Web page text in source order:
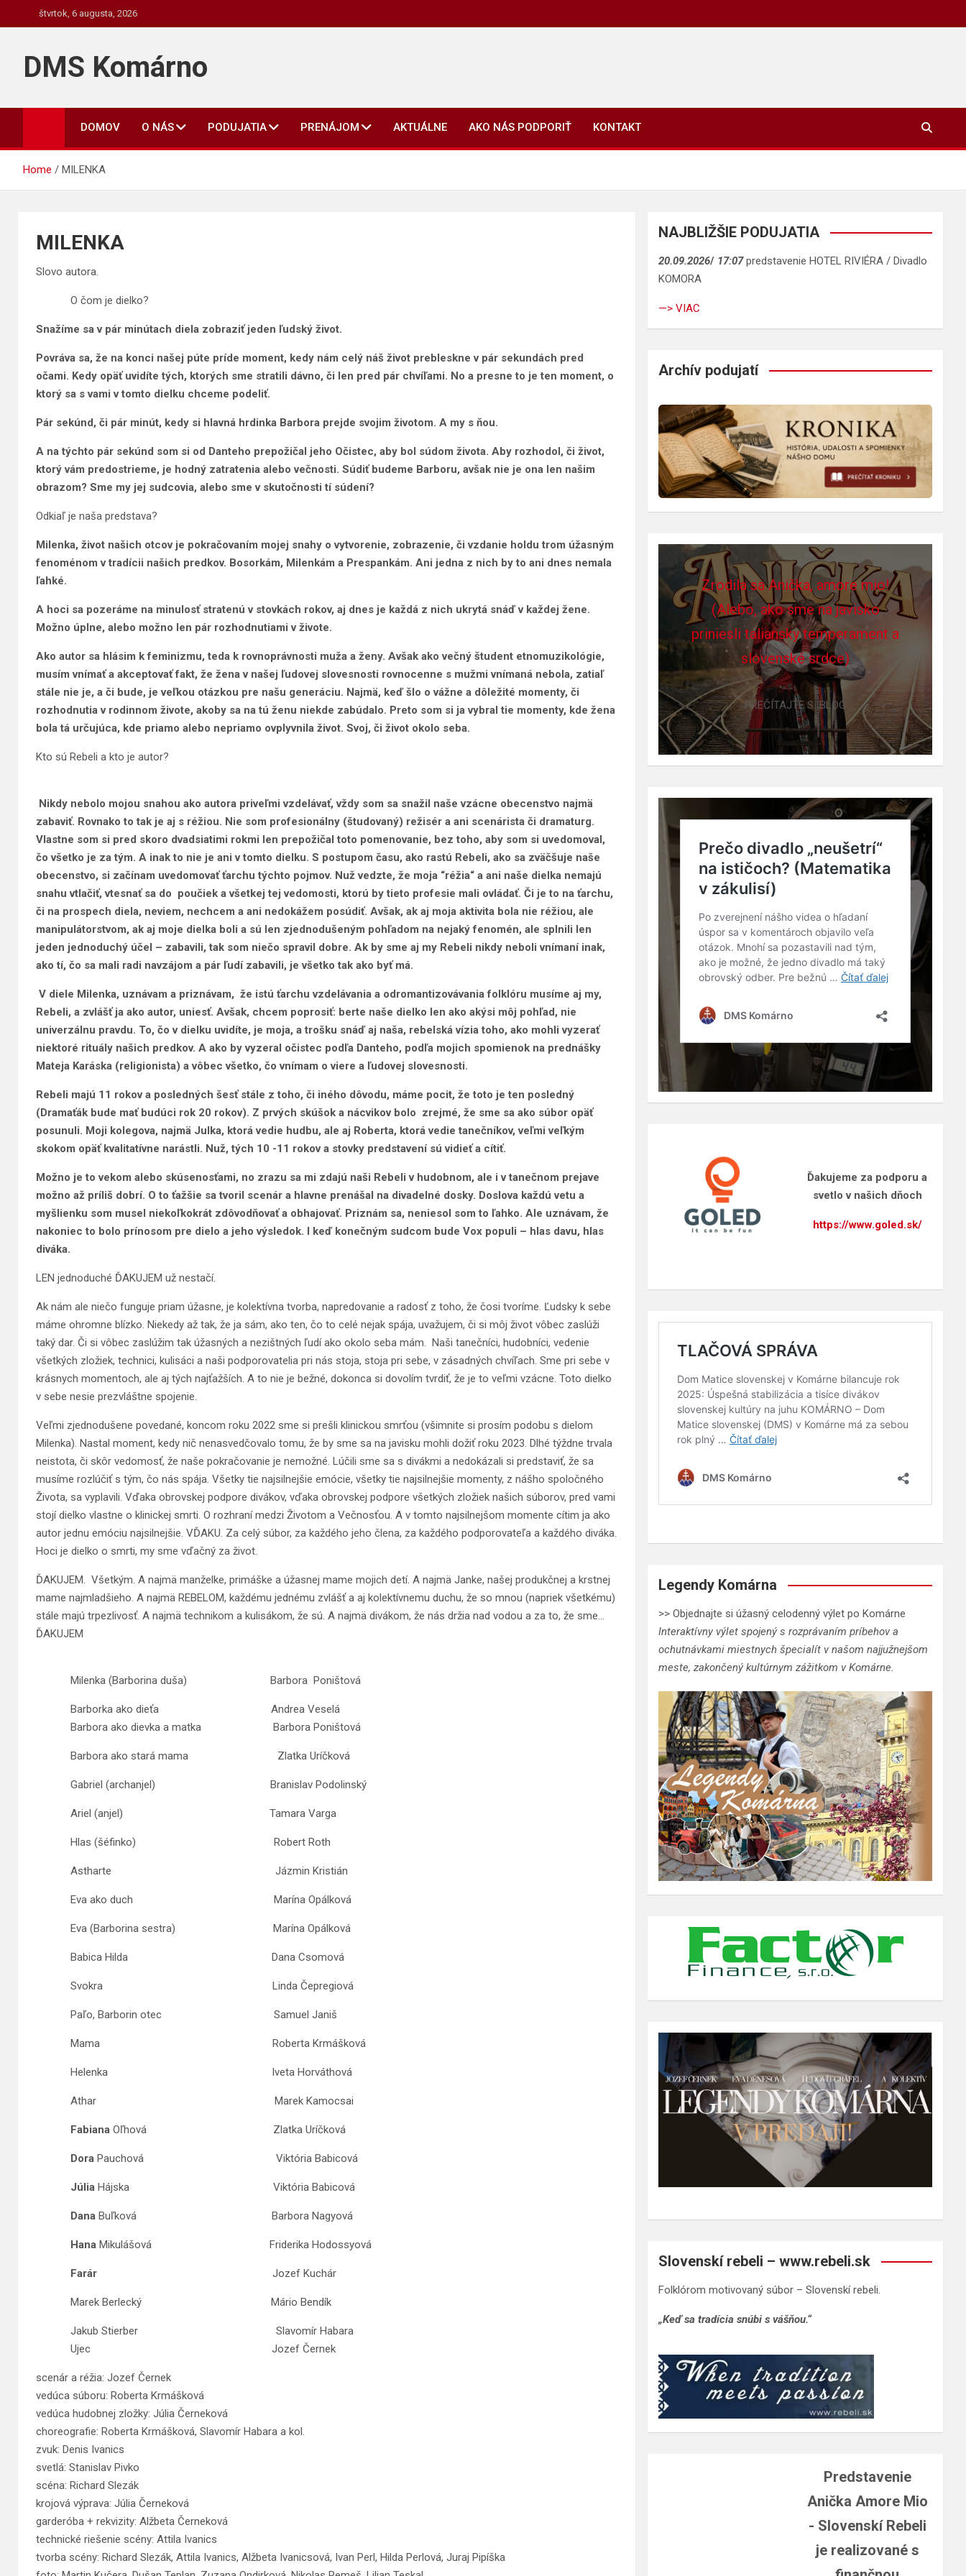
to
štvrtok, 6 augusta, 2026
DMS Komárno
DOMOV O NÁS PODUJATIA PRENÁJOM AKTUÁLNE AKO NÁS PODPORIŤ KONTAKT
Home MILENKA
MILENKA
Slovo autora.
O čom je dielko?
Snažíme sa v pár minútach diela zobraziť jeden ľudský život.
Povráva sa, že na konci našej púte príde moment, kedy nám celý náš život prebleskne v pár sekundách pred
očami. Kedy opäť uvidíte tých, ktorých sme stratili dávno, či len pred pár chvíľami. No a presne to je ten moment, o
ktorý sa s vami v tomto dielku chceme podeliť.
Pár sekúnd, či pár minút, kedy si hlavná hrdinka Barbora prejde svojim životom. A my s ňou.
A na týchto pár sekúnd som si od Danteho prepožičal jeho Očistec, aby bol súdom života. Aby rozhodol, či život,
ktorý vám predostrieme, je hodný zatratenia alebo večnosti. Súdiť budeme Barboru, avšak nie je ona len našim
obrazom? Sme my jej sudcovia, alebo sme v skutočnosti tí súdení?
Odkiaľ je naša predstava?
Milenka, život našich otcov je pokračovaním mojej snahy o vytvorenie, zobrazenie, či vzdanie holdu trom úžasným
fenoménom v tradícii našich predkov. Bosorkám, Milenkám a Prespankám. Ani jedna z nich by to ani dnes nemala
ľahké.
A hoci sa pozeráme na minulosť stratenú v stovkách rokov, aj dnes je každá z nich ukrytá snáď v každej žene.
Možno úplne, alebo možno len pár rozhodnutiami v živote.
Ako autor sa hlásim k feminizmu, teda k rovnoprávnosti muža a ženy. Avšak ako večný študent etnomuzikológie,
musím vnímať a akceptovať fakt, že žena v našej ľudovej slovesnosti rovnocenne s mužmi vnímaná nebola, zatiaľ
stále nie je, a či bude, je veľkou otázkou pre našu generáciu. Najmä, keď šlo o vážne a dôležité momenty, či
rozhodnutia v rodinnom živote, akoby sa na tú ženu niekde zabúdalo. Preto som si ja vybral tie momenty, kde žena
bola tá určujúca, kde priamo alebo nepriamo ovplyvnila život. Svoj, či život okolo seba.
Kto sú Rebeli a kto je autor?
Nikdy nebolo mojou snahou ako autora priveľmi vzdelávať, vždy som sa snažil naše vzácne obecenstvo najmä
zabaviť. Rovnako to tak je aj s réžiou. Nie som profesionálny (študovaný) režisér a ani scenárista či dramaturg.
Vlastne som si pred skoro dvadsiatimi rokmi len prepožičal toto pomenovanie, bez toho, aby som si uvedomoval,
čo všetko je za tým. A inak to nie je ani v tomto dielku. S postupom času, ako rastú Rebeli, ako sa zväčšuje naše
obecenstvo, si začínam uvedomovať ťarchu týchto pojmov. Nuž vedzte, že moja “réžia“ a ani naše dielka nemajú
snahu vtlačiť, vtesnať sa do poučiek a všetkej tej vedomosti, ktorú by tieto profesie mali ovládať. Či je to na ťarchu,
či na prospech diela, neviem, nechcem a ani nedokážem posúdiť. Avšak, ak aj moja aktivita bola nie réžiou, ale
manipulátorstvom, ak aj moje dielka boli a sú len zjednodušeným pohľadom na nejaký fenomén, ale splnili len
jeden jednoduchý účel – zabavili, tak som niečo spravil dobre. Ak by sme aj my Rebeli nikdy neboli vnímaní inak,
ako tí, čo sa mali radi navzájom a pár ľudí zabavili, je všetko tak ako byť má.
V diele Milenka, uznávam a priznávam, že istú ťarchu vzdelávania a odromantizovávania folklóru musíme aj my,
Rebeli, a zvlášť ja ako autor, uniesť. Avšak, chcem poprosiť: berte naše dielko len ako akýsi môj pohľad, nie
univerzálnu pravdu. To, čo v dielku uvidíte, je moja, a trošku snáď aj naša, rebelská vízia toho, ako mohli vyzerať
niektoré rituály našich predkov. A ako by vyzeral očistec podľa Danteho, podľa mojich spomienok na prednášky
Mateja Karáska (religionista) a vôbec všetko, čo vnímam o viere a ľudovej slovesnosti.
Rebeli majú 11 rokov a posledných šesť stále z toho, či iného dôvodu, máme pocit, že toto je ten posledný
(Dramaťák bude mať budúci rok 20 rokov). Z prvých skúšok a nácvikov bolo zrejmé, že sme sa ako súbor opäť
posunuli. Moji kolegova, najmä Julka, ktorá vedie hudbu, ale aj Roberta, ktorá vedie tanečníkov, veľmi veľkým
skokom opäť kvalitatívne narástli. Nuž, tých 10 -11 rokov a stovky predstavení sú vidieť a cítiť.
Možno je to vekom alebo skúsenosťami, no zrazu sa mi zdajú naši Rebeli v hudobnom, ale i v tanečnom prejave
možno až príliš dobrí. O to ťažšie sa tvoril scenár a hlavne prenášal na divadelné dosky. Doslova každú vetu a
myšlienku som musel niekoľkokrát zdôvodňovať a obhajovať. Priznám sa, neniesol som to ľahko. Ale uznávam, že
nakoniec to bolo prínosom pre dielo a jeho výsledok. I keď konečným sudcom bude Vox populi – hlas davu, hlas
diváka.
LEN jednoduché ĎAKUJEM už nestačí.
Ak nám ale niečo funguje priam úžasne, je kolektívna tvorba, napredovanie a radosť z toho, že čosi tvoríme. Ľudsky k sebe
máme ohromne blízko. Niekedy až tak, že ja sám, ako ten, čo to celé nejak spája, uvažujem, či si môj život vôbec zaslúži
taký dar. Či si vôbec zaslúžim tak úžasných a nezištných ľudí ako okolo seba mám. Naši tanečníci, hudobníci, vedenie
všetkých zložiek, technici, kulisáci a naši podporovatelia pri nás stoja, stoja pri sebe, v zásadných chvíľach. Sme pri sebe v
krásnych momentoch, ale aj tých najťažších. A to nie je bežné, dokonca si dovolím tvrdiť, že je to veľmi vzácne. Toto dielko
v sebe nesie prezvláštne spojenie.
Veľmi zjednodušene povedané, koncom roku 2022 sme si prešli klinickou smrťou (všimnite si prosím podobu s dielom
Milenka). Nastal moment, kedy nič nenasvedčovalo tomu, že by sme sa na javisku mohli dožiť roku 2023. Dlhé týždne trvala
neistota, či skôr vedomosť, že naše pokračovanie je nemožné. Lúčili sme sa s divákmi a nedokázali si predstaviť, že sa
musíme rozlúčiť s tým, čo nás spája. Všetky tie najsilnejšie emócie, všetky tie najsilnejšie momenty, z nášho spoločného
Života, sa vyplavili. Vďaka obrovskej podpore divákov, vďaka obrovskej podpore všetkých zložiek našich súborov, pred vami
stojí dielko vlastne o klinickej smrti. O rozhraní medzi Životom a Večnosťou. A v tomto najsilnejšom momente cítim ja ako
autor jednu emóciu najsilnejšie. VĎAKU. Za celý súbor, za každého jeho člena, za každého podporovateľa a každého diváka.
Hoci je dielko o smrti, my sme vďačný za život.
ĎAKUJEM. Všetkým. A najmä manželke, primáške a úžasnej mame mojich detí. A najmä Janke, našej produkčnej a krstnej
mame najmladšieho. A najmä REBELOM, každému jednému zvlášť a aj kolektívnemu duchu, že so mnou (napriek všetkému)
stále majú trpezlivosť. A najmä technikom a kulisákom, že sú. A najmä divákom, že nás držia nad vodou a za to, že sme…
ĎAKUJEM
Milenka (Barborina duša) Barbora Poništová
Barborka ako dieťa Andrea Veselá
Barbora ako dievka a matka Barbora Poništová
Barbora ako stará mama Zlatka Uríčková
Gabriel (archanjel) Branislav Podolinský
Ariel (anjel) Tamara Varga
Hlas (šéfinko) Robert Roth
Astharte Jázmin Kristián
Eva ako duch Marína Opálková
Eva (Barborina sestra) Marína Opálková
Babica Hilda Dana Csomová
Svokra Linda Čepregiová
Paľo, Barborin otec Samuel Janiš
Mama Roberta Krmášková
Helenka Iveta Horváthová
Athar Marek Kamocsai
Fabiana Oľhová Zlatka Uríčková
Dora Pauchová Viktória Babicová
Júlia Hájska Viktória Babicová
Dana Buľková Barbora Nagyová
Hana Mikulášová Friderika Hodossyová
Farár Jozef Kuchár
Marek Berlecký Mário Bendík
Jakub Stierber Slavomír Habara
Ujec Jozef Černek
scenár a réžia: Jozef Černek
vedúca súboru: Roberta Krmášková
vedúca hudobnej zložky: Júlia Černeková
choreografie: Roberta Krmášková, Slavomír Habara a kol.
zvuk: Denis Ivanics
svetlá: Stanislav Pivko
scéna: Richard Slezák
krojová výprava: Júlia Černeková
garderóba + rekvizity: Alžbeta Černeková
technické riešenie scény: Attila Ivanics
tvorba scény: Richard Slezák, Attila Ivanics, Alžbeta Ivanicsová, Ivan Perl, Hilda Perlová, Juraj Pipíška
NAJBLIŽŠIE PODUJATIA
20.09.2026/ 17:07predstavenie HOTEL RIVIÉRA / Divadlo
KOMORA
—> VIAC
Archív podujatí
Zrodila sa Anička, amore mio!
(Alebo, ako sme na javisko
priniesli taliansky temperament a
slovenské srdce)
PREČÍTAJTE SI BLOG
Ďakujeme za podporu a
svetlo v našich dňoch
https://www.goled.sk/
Legendy Komárna
>> Objednajte si úžasný celodenný výlet po Komárne
Interaktívny výlet spojený s rozprávaním príbehov a
ochutnávkami miestnych špecialít v našom najjužnejšom
meste, zakončený kultúrnym zážitkom v Komárne.
Slovenskí rebeli – www.rebeli.sk
Folklórom motivovaný súbor – Slovenskí rebeli.
„Keď sa tradícia snúbi s vášňou.“
Predstavenie
Anička Amore Mio
- Slovenskí Rebeli
je realizované s